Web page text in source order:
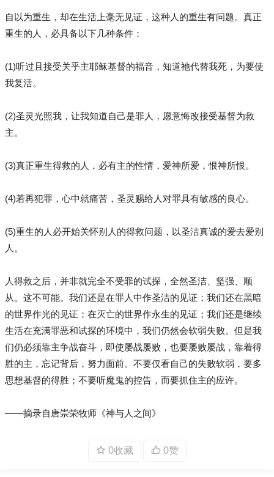
自以为重生，却在生活上毫无见证，这种人的重生有问题。真正
重生的人，必具备以下几种条件：
(1)听过且接受关乎主耶稣基督的福音，知道祂代替我死，为要使
我复活。
(2)圣灵光照我，让我知道自己是罪人，愿意悔改接受基督为救
主。
(3)真正重生得救的人，必有主的性情，爱神所爱，恨神所恨。
(4)若再犯罪，心中就痛苦，圣灵赐给人对罪具有敏感的良心。
(5)重生的人必开始关怀别人的得救问题，以圣洁真诚的爱去爱别
人。
人得救之后，并非就完全不受罪的试探，全然圣洁、坚强、顺
从。这不可能。我们还是在罪人中作圣洁的见证；我们还在黑暗
的世界作光的见证；在灭亡的世界作永生的见证；我们还是继续
生活在充满罪恶和试探的环境中，我们仍然会软弱失败。但是我
们仍必须靠主争战奋斗，即使屡战屡败，也要屡败屡战，靠着得
胜的主，忘记背后，努力面前。不要仅看自己的失败软弱，要多
思想基督的得胜；不要听魔鬼的控告，而要抓住主的应许。
——摘录自唐崇荣牧师《神与人之间》
0收藏 0赞